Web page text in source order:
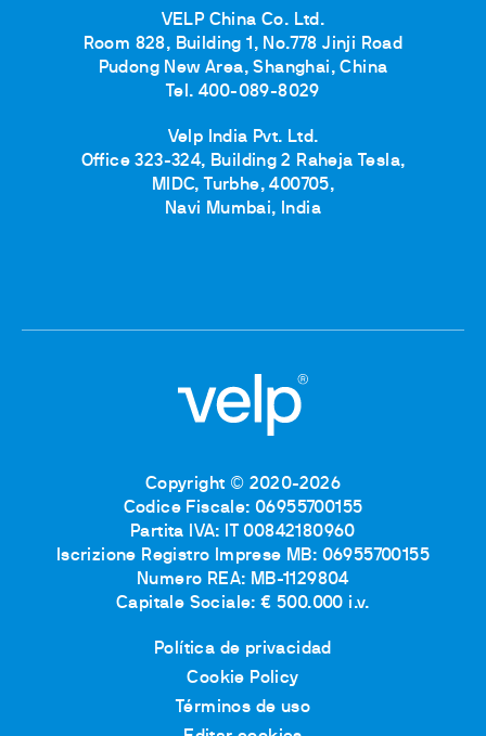
VELP China Co. Ltd.
Room 828, Building 1, No.778 Jinji Road
Pudong New Area, Shanghai, China
Tel. 400-089-8029
Velp India Pvt. Ltd.
Office 323-324, Building 2 Raheja Tesla,
MIDC, Turbhe, 400705,
Navi Mumbai, India
Copyright © 2020-2026
Codice Fiscale: 06955700155
Partita IVA: IT 00842180960
Iscrizione Registro Imprese MB: 06955700155
Numero REA: MB-1129804
Capitale Sociale: € 500.000 i.v.
Política de privacidad
Cookie Policy
Términos de uso